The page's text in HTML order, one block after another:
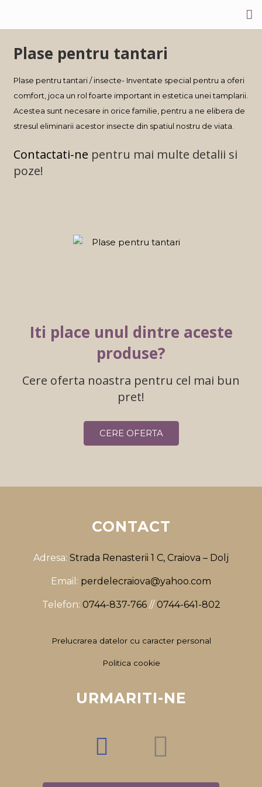
Comercial
Contactati-ne!
Plase pentru tantari
Plase pentru tantari / insecte- Inventate special pentru a oferi
comfort, joca un rol foarte important in estetica unei tamplarii.
Acestea sunt necesare in orice familie, pentru a ne elibera de
stresul eliminarii acestor insecte din spatiul nostru de viata.
Contactati-ne pentru mai multe detalii si
poze!
Iti place unul dintre aceste
produse?
Cere oferta noastra pentru cel mai bun
pret!
CERE OFERTA
CONTACT
Adresa: Strada Renasterii 1 C, Craiova – Dolj
Email: perdelecraiova@yahoo.com
Telefon: 0744-837-766//0744-641-802
Prelucrarea datelor cu caracter personal
Politica cookie
URMARITI-NE